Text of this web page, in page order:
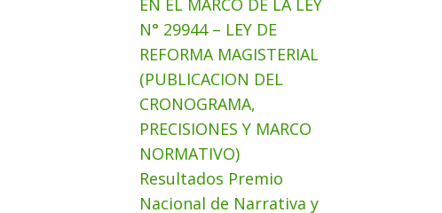
EN EL MARCO DE LA LEY
N° 29944 – LEY DE
REFORMA MAGISTERIAL
(PUBLICACION DEL
CRONOGRAMA,
PRECISIONES Y MARCO
NORMATIVO)
Resultados Premio
Nacional de Narrativa y